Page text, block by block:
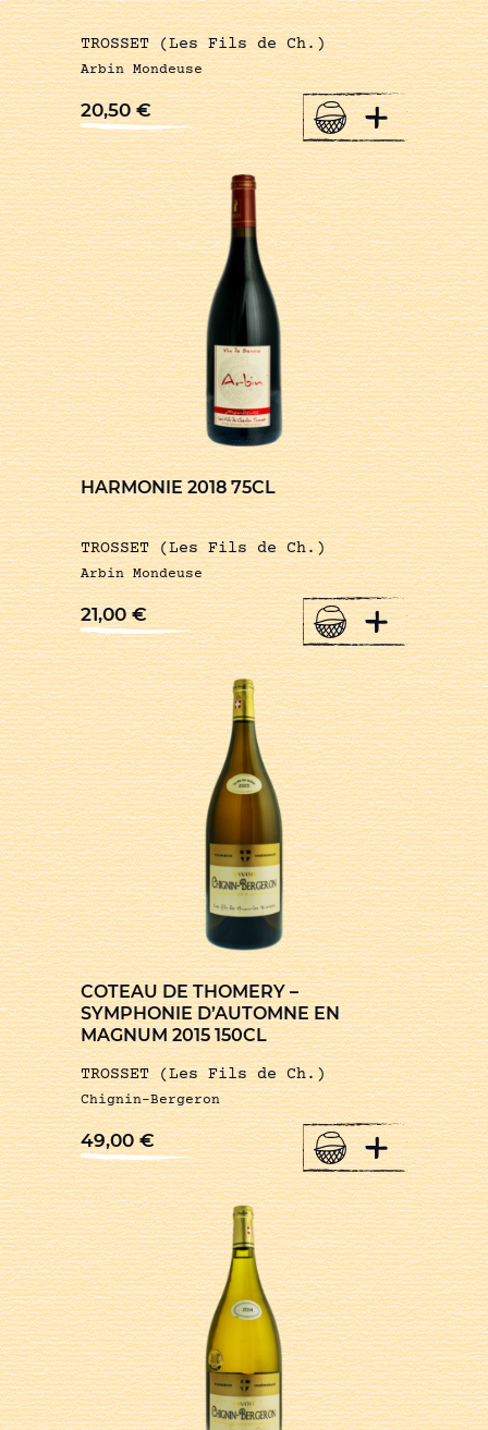
TROSSET (Les Fils de Ch.)
Arbin Mondeuse
20,50€ +
HARMONIE 2018 75CL
TROSSET (Les Fils de Ch.)
Arbin Mondeuse
21,00€ +
COTEAU DE THOMERY –
SYMPHONIE D’AUTOMNE EN
MAGNUM 2015 150CL
TROSSET (Les Fils de Ch.)
Chignin-Bergeron
49,00€ +